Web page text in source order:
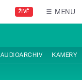
ŽIVĚ MENU
AUDIOARCHIV KAMERY